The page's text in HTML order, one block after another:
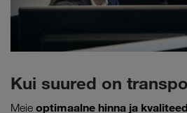
Kui suured on
Meie optimaalne hinna ja